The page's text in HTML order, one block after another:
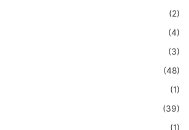
(2)
(4)
(3)
(48)
(1)
(39)
(1)